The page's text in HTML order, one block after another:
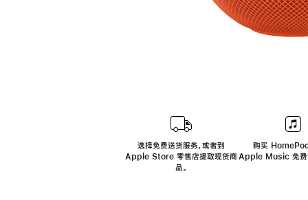
选择免费送货服务，或者到
Apple Store 零售店提取现货商
品。
购买
Apple Music 免费